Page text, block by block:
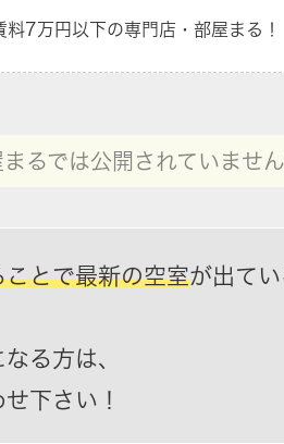
7万円以下の専門店・部屋まる！
まるでは公開されていません
とで最新の空室が出てい
る方は、
下さい！